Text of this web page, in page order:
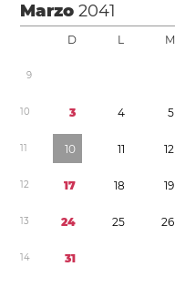
Marzo2041
D L M
9
10 3 4 5
11 10 11 12
12 17 18 19
13 24 25 26
14 31